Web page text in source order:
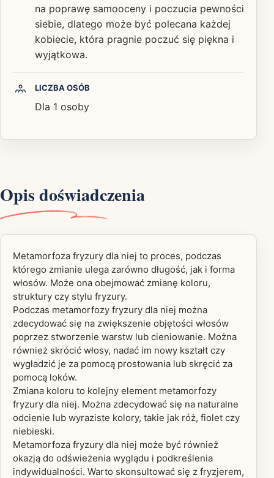
na poprawę samooceny i poczucia pewności
siebie, dlatego może być polecana każdej
kobiecie, która pragnie poczuć się piękna i
wyjątkowa.
LICZBA OSÓB
Dla 1 osoby
Opis doświadczenia
Metamorfoza fryzury dla niej to proces, podczas
którego zmianie ulega zarówno długość, jak i forma
włosów. Może ona obejmować zmianę koloru,
struktury czy stylu fryzury.
Podczas metamorfozy fryzury dla niej można
zdecydować się na zwiększenie objętości włosów
poprzez stworzenie warstw lub cieniowanie. Można
również skrócić włosy, nadać im nowy kształt czy
wygładzić je za pomocą prostowania lub skręcić za
pomocą loków.
Zmiana koloru to kolejny element metamorfozy
fryzury dla niej. Można zdecydować się na naturalne
odcienie lub wyraziste kolory, takie jak róż, fiolet czy
niebieski.
Metamorfoza fryzury dla niej może być również
okazją do odświeżenia wyglądu i podkreślenia
indywidualności. Warto skonsultować się z fryzjerem,